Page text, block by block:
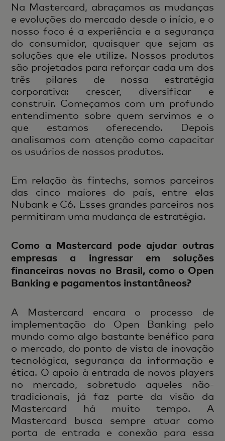
Na Mastercard, abraçamos as mudanças
e evoluções do mercado desde o início, e o
nosso foco é a experiência e a segurança
do consumidor, quaisquer que sejam as
soluções que ele utilize. Nossos produtos
são projetados para reforçar cada um dos
três pilares de nossa estratégia
corporativa: crescer, diversificar e
construir. Começamos com um profundo
entendimento sobre quem servimos e o
que estamos oferecendo. Depois
analisamos com atenção como capacitar
os usuários de nossos produtos.
Em relação às fintechs, somos parceiros
das cinco maiores do país, entre elas
Nubank e C6. Esses grandes parceiros nos
permitiram uma mudança de estratégia.
Como a Mastercard pode ajudar outras
empresas a ingressar em soluções
financeiras novas no Brasil, como o Open
Banking e pagamentos instantâneos?
A Mastercard encara o processo de
implementação do Open Banking pelo
mundo como algo bastante benéfico para
o mercado, do ponto de vista de inovação
tecnológica, segurança da informação e
ética. O apoio à entrada de novos players
no mercado, sobretudo aqueles não-
tradicionais, já faz parte da visão da
Mastercard há muito tempo. A
Mastercard busca sempre atuar como
porta de entrada e conexão para essa